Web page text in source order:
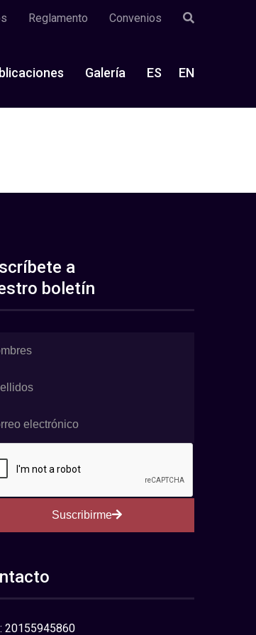
Reglamento Convenios
Galería ES EN
a
boletín
Suscribirme
20155945860